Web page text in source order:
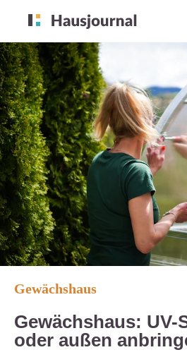
Gewächshaus
Gewächshaus: UV-
oder außen